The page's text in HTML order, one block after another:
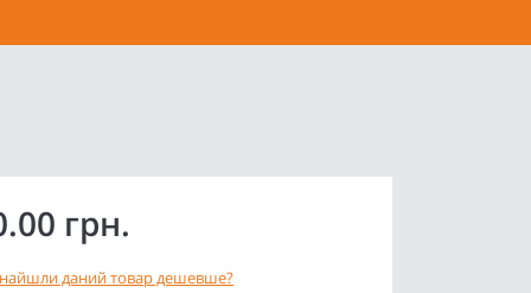
грн.
даний товар дешевше?